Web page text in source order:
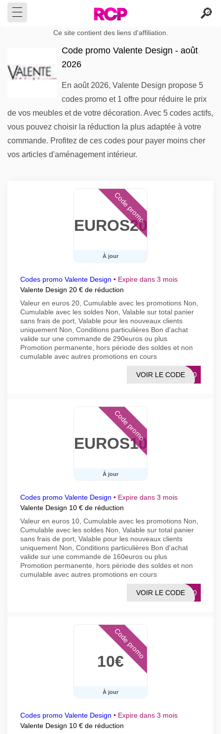
Ce site contient des liens d'affiliation.
Code promo Valente Design - août
2026
En août 2026, Valente Design propose 5
codes promo et 1 offre pour réduire le prix
de vos meubles et de votre décoration. Avec 5 codes actifs,
vous pouvez choisir la réduction la plus adaptée à votre
commande. Profitez de ces codes pour payer moins cher
vos articles d'aménagement intérieur.
EUROS20
À jour
Code promo
Codes promo Valente Design • Expire dans 3 mois
Valente Design 20 € de réduction
Valeur en euros 20, Cumulable avec les promotions Non,
Cumulable avec les soldes Non, Valable sur total panier
sans frais de port, Valable pour les nouveaux clients
uniquement Non, Conditions particulières Bon d'achat
valide sur une commande de 290euros ou plus
Promotion permanente, hors période des soldes et non
cumulable avec autres promotions en cours
BA20
VOIR LE CODE
EUROS10
À jour
Code promo
Codes promo Valente Design • Expire dans 3 mois
Valente Design 10 € de réduction
Valeur en euros 10, Cumulable avec les promotions Non,
Cumulable avec les soldes Non, Valable sur total panier
sans frais de port, Valable pour les nouveaux clients
uniquement Non, Conditions particulières Bon d'achat
valide sur une commande de 160euros ou plus
Promotion permanente, hors période des soldes et non
cumulable avec autres promotions en cours
BA10
VOIR LE CODE
10€
À jour
Code promo
Codes promo Valente Design • Expire dans 3 mois
Valente Design 10 € de réduction